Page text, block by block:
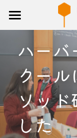
トップ
研修
講師
ブログ
企業概要
ハーバ
クール
ソッド
した